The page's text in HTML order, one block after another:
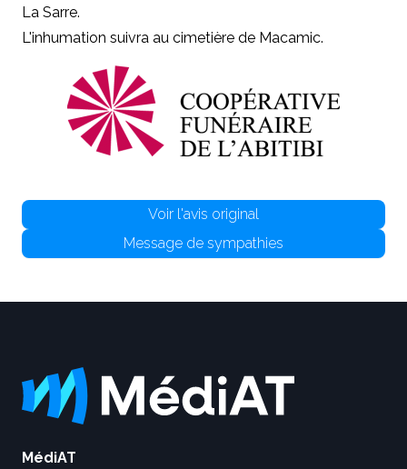
La Sarre.
L'inhumation suivra au cimetière de Macamic.
Voir l'avis original
Message de sympathies
MédiAT